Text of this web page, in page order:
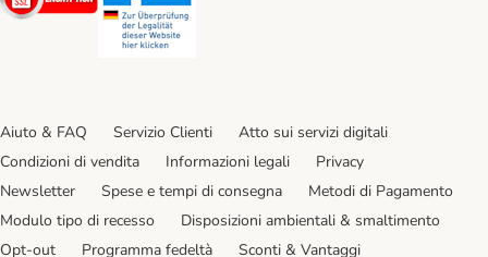
Aiuto & FAQ Servizio Clienti
Atto sui servizi digitali
Condizioni di vendita
Informazioni legali
Privacy
Newsletter
Spese e tempi di consegna
Metodi di Pagamento
Modulo tipo di recesso
Disposizioni ambientali & smaltimento
Opt-out
Programma fedeltà Sconti & Vantaggi